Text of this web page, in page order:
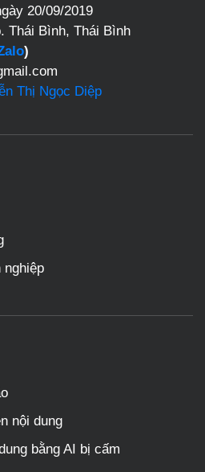
20/09/2019
Thái Bình, Thái Bình
)
Thị Ngọc Diệp
nghiệp
nội dung
bằng AI bị cấm